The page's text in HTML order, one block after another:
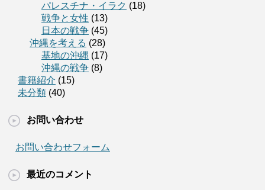
パレスチナ・イラク (18)
戦争と女性 (13)
日本の戦争 (45)
沖縄を考える (28)
基地の沖縄 (17)
沖縄の戦争 (8)
書籍紹介 (15)
未分類 (40)
お問い合わせ
お問い合わせフォーム
最近のコメント